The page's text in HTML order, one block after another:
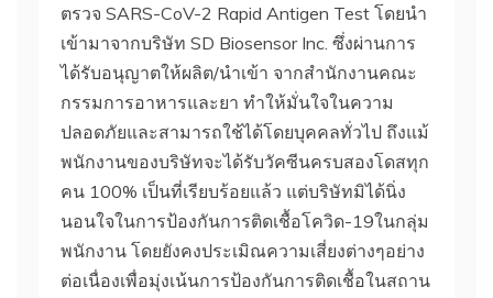
ตรวจ SARS-CoV-2 Rapid Antigen Test โดยนำ
เข้ามาจากบริษัท SD Biosensor Inc. ซึ่งผ่านการ
ได้รับอนุญาตให้ผลิต/นำเข้า จากสำนักงานคณะ
กรรมการอาหารและยา ทำให้มั่นใจในความ
ปลอดภัยและสามารถใช้ได้โดยบุคคลทั่วไป ถึงแม้
พนักงานของบริษัทจะได้รับวัคซีนครบสองโดสทุก
คน 100% เป็นที่เรียบร้อยแล้ว แต่บริษัทมิได้นิ่ง
นอนใจในการป้องกันการติดเชื้อโควิด-19ในกลุ่ม
พนักงาน โดยยังคงประเมิณความเสี่ยงต่างๆอย่าง
ต่อเนื่องเพื่อมุ่งเน้นการป้องกันการติดเชื้อในสถาน